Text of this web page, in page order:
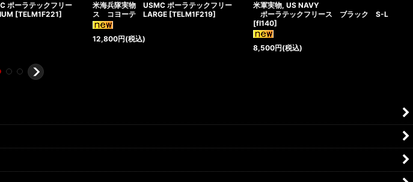
ポーラテックフリー
[TELM1F221]
米海兵隊実物 USMC ポーラテックフリー
ス コヨーテ LARGE [TELM1F219]
12,800円(税込)
米軍実物, US NAVY
ポーラテックフリース ブラック S-L
[fl140]
8,500円(税込)